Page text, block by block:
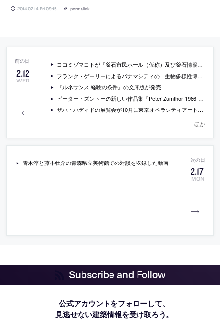
2014.02.14 Fri 09:15 permalink
2.12
WED
ヨコミゾマコトが「釜石市民ホール（仮称）及び釜石情報交流センター（仮称）」設計プロポーザルで最優秀者に
フランク・ゲーリーによるパナマシティの「生物多様性博物館」の写真
『ルネサンス 経験の条件』の文庫版が発売
ピーター・ズントーの新しい作品集『Peter Zumthor 1986-2013: Buildings and Projects』
ザハ・ハディドの展覧会が10月に東京オペラシティアートギャラリーで開催
ほか
2.17
MON
青木淳と藤本壮介の青森県立美術館での対談を収録した動画
Subscribe and Follow
公式アカウントをフォローして、
見逃せない建築情報を受け取ろう。